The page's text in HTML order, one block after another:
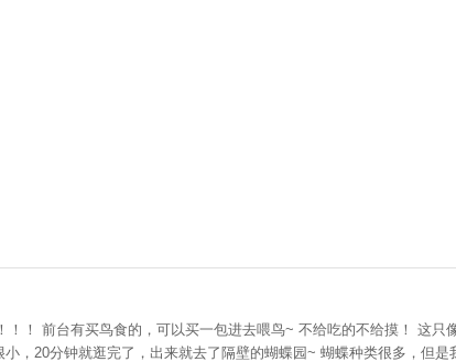
！ 前台有买鸟食的，可以买一包进去喂鸟~ 不给吃的不给摸！ 这
20分钟就逛完了，出来就去了隔壁的蝴蝶园~ 蝴蝶种类很多，但